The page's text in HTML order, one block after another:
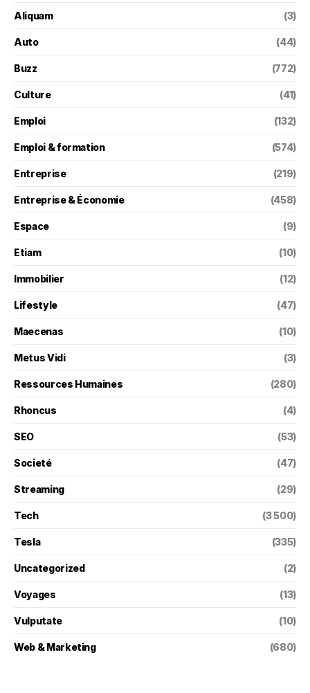
Aliquam (3)
Auto (44)
Buzz (772)
Culture (41)
Emploi (132)
Emploi & formation (574)
Entreprise (219)
Entreprise & Économie (458)
Espace (9)
Etiam (10)
Immobilier (12)
Lifestyle (47)
Maecenas (10)
Metus Vidi (3)
Ressources Humaines (280)
Rhoncus (4)
SEO (53)
Societé (47)
Streaming (29)
Tech (3 500)
Tesla (335)
Uncategorized (2)
Voyages (13)
Vulputate (10)
Web & Marketing (680)